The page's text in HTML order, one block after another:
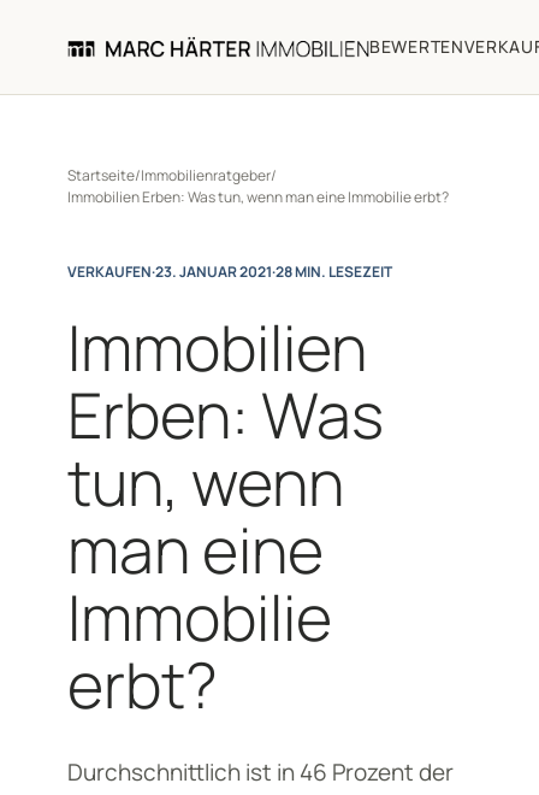
BEWERTEN
Startseite/Immobilienratgeber/
Immobilien Erben: Was tun, wenn man eine Immobilie erbt?
VERKAUFEN·23. JANUAR 2021·28 MIN. LESEZEIT
Immobilien
Erben: Was
tun, wenn
man eine
Immobilie
erbt?
Durchschnittlich ist in 46 Prozent der